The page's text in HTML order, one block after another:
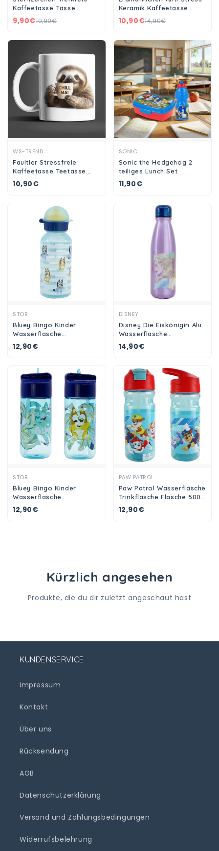
Kaffeetasse Tasse
Geschenkidee Geschenk
330 ml
9,90€10,90€
Keramik Kaffeetasse
Teetasse Tasse
Geschenke
10,90€14,90€
Ansehen
WS-TREND
Faultier Stressfreie
Kaffeetasse Teetasse
Tasse Geschenkidee
Geschenk 330 ml
10,90€
SONIC
Sonic the Hedgehog 2
teiliges Lunch Set
11,90€
STOR
Bluey Bingo Kinder
Wasserflasche
Trinkflasche Flasche 370
ml
12,90€
DISNEY
Disney Die Eiskönigin Alu
Wasserflasche
Trinkflasche Flasche 600
ml Anna Elsa
14,90€
STOR
Bluey Bingo Kinder
Wasserflasche
Trinkflasche Flasche 410
ml
12,90€
Ansehen
PAW PATROL
Paw Patrol Wasserflasche
Trinkflasche Flasche 500
ml Trinkhalm Griff
12,90€
Kürzlich angesehen
Produkte, die du dir zuletzt angeschaut hast
KUNDENSERVICE
Impressum
Kontakt
Über uns
Rücksendung
AGB
Datenschutzerklärung
Versand und Zahlungsbedingungen
Widerrufsbelehrung